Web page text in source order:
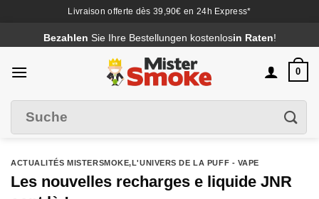
Livraison offerte dès 39,90€ en 24h Express*
au
contenu
Bezahlen Sie Ihre Bestellungen kostenlosin Raten!
0
nach
ACTUALITÉS MISTERSMOKE,L'UNIVERS DE LA PUFF - VAPE
Les nouvelles recharges e liquide JNR